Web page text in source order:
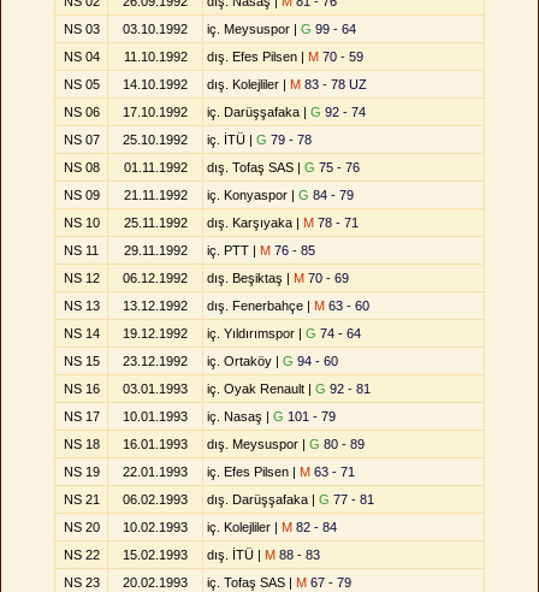
NS 03
03.10.1992 iç. Meysuspor | G 99 - 64
NS 04
11.10.1992 dış. Efes Pilsen | M 70 - 59
NS 05
14.10.1992 dış. Kolejliler | M 83 - 78 UZ
NS 06
17.10.1992 iç. Darüşşafaka | G 92 - 74
NS 07
25.10.1992 iç. İTÜ | G 79 - 78
NS 08
01.11.1992 dış. Tofaş SAS | G 75 - 76
NS 09
21.11.1992 iç. Konyaspor | G 84 - 79
NS 10
25.11.1992 dış. Karşıyaka | M 78 - 71
NS 11
29.11.1992 iç. PTT | M 76 - 85
NS 12
06.12.1992 dış. Beşiktaş | M 70 - 69
NS 13
13.12.1992 dış. Fenerbahçe | M 63 - 60
NS 14
19.12.1992 iç. Yıldırımspor | G 74 - 64
NS 15
23.12.1992 iç. Ortaköy | G 94 - 60
NS 16
03.01.1993 iç. Oyak Renault | G 92 - 81
NS 17
10.01.1993 iç. Nasaş | G 101 - 79
NS 18
16.01.1993 dış. Meysuspor | G 80 - 89
NS 19
22.01.1993 iç. Efes Pilsen | M 63 - 71
NS 21
06.02.1993 dış. Darüşşafaka | G 77 - 81
NS 20
10.02.1993 iç. Kolejliler | M 82 - 84
NS 22
15.02.1993 dış. İTÜ | M 88 - 83
NS 23
20.02.1993 iç. Tofaş SAS | M 67 - 79